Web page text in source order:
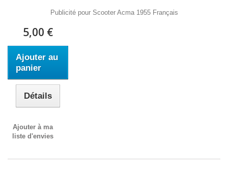
Publicité pour Scooter Acma 1955 Français
5,00 €
Ajouter au
panier
Détails
Ajouter à ma
liste d'envies